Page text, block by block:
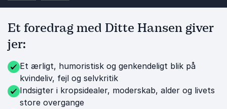
Et foredrag med Ditte Hansen giver
jer:
Et ærligt, humoristisk og genkendeligt blik på
kvindeliv, fejl og selvkritik
Indsigter i kropsidealer, moderskab, alder og livets
store overgange